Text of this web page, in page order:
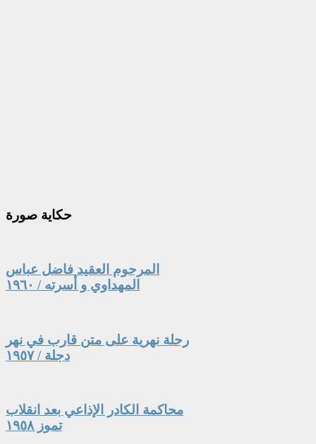
حكاية صورة
المرحوم العقيد فاضل عباس
المهداوي و أسرته / ١٩٦٠
رحلة نهرية على متن قارب في نهر
دجلة / ١٩٥٧
محاكمة الكادر الإذاعي بعد انقلاب
تموز ١٩٥٨